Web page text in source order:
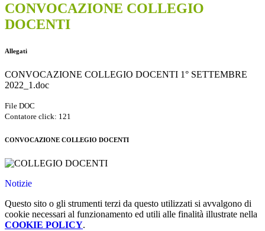
CONVOCAZIONE COLLEGIO
DOCENTI
Allegati
CONVOCAZIONE COLLEGIO DOCENTI 1° SETTEMBRE
2022_1.doc
File DOC
Contatore click: 121
CONVOCAZIONE COLLEGIO DOCENTI
Notizie
Questo sito o gli strumenti terzi da questo utilizzati si avvalgono di
cookie necessari al funzionamento ed utili alle finalità illustrate nella
COOKIE POLICY.